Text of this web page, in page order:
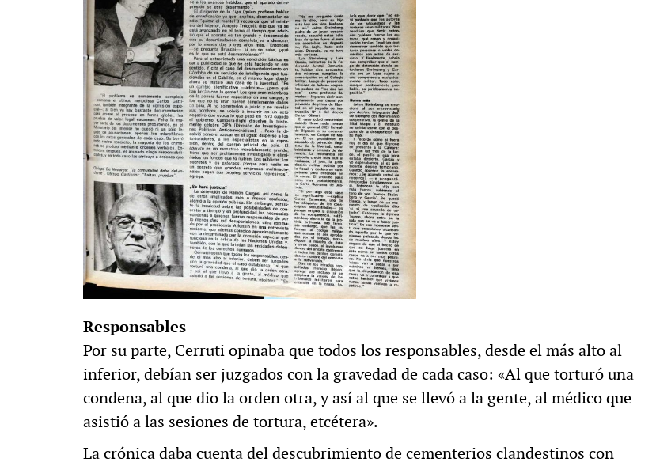
Responsables
Por su parte, Cerruti opinaba que todos los responsables, desde el más alto al
inferior, debían ser juzgados con la gravedad de cada caso: «Al que torturó una
condena, al que dio la orden otra, y así al que se llevó a la gente, al médico que
asistió a las sesiones de tortura, etcétera».
La crónica daba cuenta del descubrimiento de cementerios clandestinos con